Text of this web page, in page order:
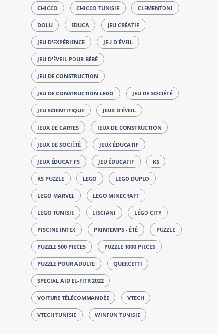
CHICCO CHICCO TUNISIE CLEMENTONI
DOLU EDUCA JEU CRÉATIF
JEU D'EXPÉRIENCE JEU D'ÉVEIL
JEU D'ÉVEIL POUR BÉBÉ
JEU DE CONSTRUCTION
JEU DE CONSTRUCTION LEGO JEU DE SOCIÉTÉ
JEU SCIENTIFIQUE JEUX D'ÉVEIL
JEUX DE CARTES JEUX DE CONSTRUCTION
JEUX DE SOCIÉTÉ JEUX ÉDUCATIF
JEUX ÉDUCATIFS JEU ÉDUCATIF KS
KS PUZZLE LEGO LEGO DUPLO
LEGO MARVEL LEGO MINECRAFT
LEGO TUNISIE LISCIANI LÉGO CITY
PISCINE INTEX PRINTEMPS - ÉTÉ PUZZLE
PUZZLE 500 PIECES PUZZLE 1000 PIECES
PUZZLE POUR ADULTE QUERCETTI
SPÉCIAL AÏD EL-FITR 2022
VOITURE TÉLÉCOMMANDÉE VTECH
VTECH TUNISIE WINFUN TUNISIE